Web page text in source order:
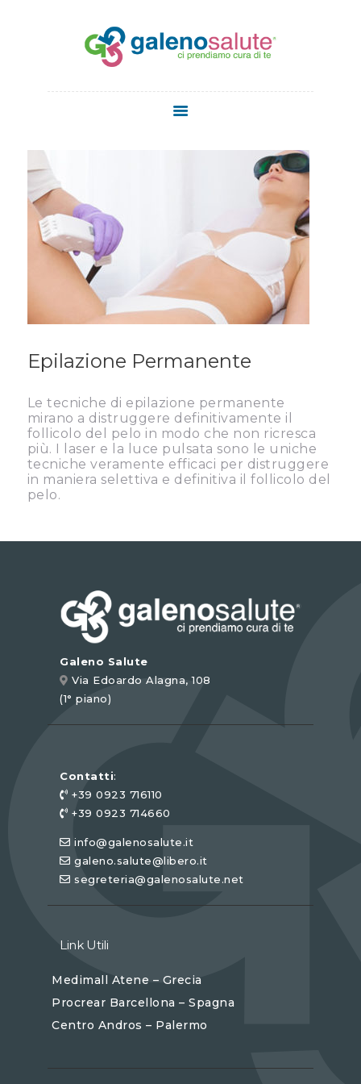
STAFF
MEDICI
MEDICINA
ESTETICA
NEWS
CONTATTI
Epilazione Permanente
Le tecniche di epilazione permanente
mirano a distruggere definitivamente il
follicolo del pelo in modo che non ricresca
più. I laser e la luce pulsata sono le uniche
tecniche veramente efficaci per distruggere
in maniera selettiva e definitiva il follicolo del
pelo.
Galeno Salute
Via Edoardo Alagna, 108
(1° piano)
Contatti:
+39 0923 716110
+39 0923 714660
info@galenosalute.it
galeno.salute@libero.it
segreteria@galenosalute.net
Link Utili
Medimall Atene – Grecia
Procrear Barcellona – Spagna
Centro Andros – Palermo